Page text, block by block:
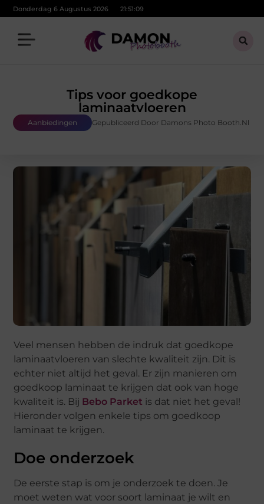
Donderdag 6 Augustus 2026 21:51:10
Tips voor goedkope
laminaatvloeren
Aanbiedingen Gepubliceerd Door Damons Photo Booth.nl
Veel mensen hebben de indruk dat goedkope
laminaatvloeren van slechte kwaliteit zijn. Dit is
echter niet altijd het geval. Er zijn manieren om
goedkoop laminaat te krijgen dat ook van hoge
kwaliteit is. Bij Bebo Parket is dat niet het geval!
Hieronder volgen enkele tips om goedkoop
laminaat te krijgen.
Doe onderzoek
De eerste stap is om je onderzoek te doen. Je
moet weten wat voor soort laminaat je wilt en